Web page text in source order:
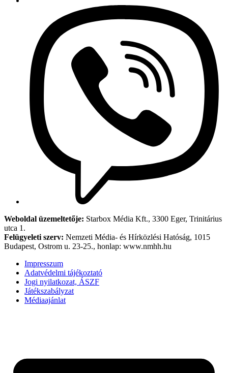
Weboldal üzemeltetője: Starbox Média Kft., 3300 Eger, Trinitárius
utca 1.
Felügyeleti szerv: Nemzeti Média- és Hírközlési Hatóság, 1015
Budapest, Ostrom u. 23-25., honlap: www.nmhh.hu
Impresszum
Adatvédelmi tájékoztató
Jogi nyilatkozat, ÁSZF
Játékszabályzat
Médiaajánlat